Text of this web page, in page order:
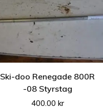
Ski-doo Renegade 800R
-08 Styrstag
400.00 kr